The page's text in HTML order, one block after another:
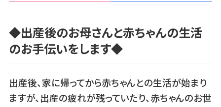
◆出産後のお母さんと赤ちゃんの生活
のお手伝いをします◆
出産後、家に帰ってから赤ちゃんとの生活が始まり
ますが、出産の疲れが残っていたり、赤ちゃんのお世